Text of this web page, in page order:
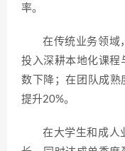
率。
在传统业务领域
投入深耕本地化课程
数下降；在团队成熟
提升20%。
在大学生和成人